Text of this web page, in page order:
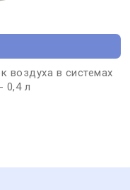
воздуха в системах
0,4 л